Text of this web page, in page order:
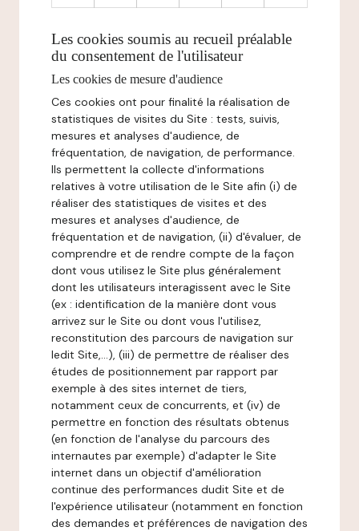
Les cookies soumis au recueil préalable
du consentement de l'utilisateur
Les cookies de mesure d'audience
Ces cookies ont pour finalité la réalisation de
statistiques de visites du Site : tests, suivis,
mesures et analyses d'audience, de
fréquentation, de navigation, de performance.
Ils permettent la collecte d'informations
relatives à votre utilisation de le Site afin (i) de
réaliser des statistiques de visites et des
mesures et analyses d'audience, de
fréquentation et de navigation, (ii) d'évaluer, de
comprendre et de rendre compte de la façon
dont vous utilisez le Site plus généralement
dont les utilisateurs interagissent avec le Site
(ex : identification de la manière dont vous
arrivez sur le Site ou dont vous l'utilisez,
reconstitution des parcours de navigation sur
ledit Site,...), (iii) de permettre de réaliser des
études de positionnement par rapport par
exemple à des sites internet de tiers,
notamment ceux de concurrents, et (iv) de
permettre en fonction des résultats obtenus
(en fonction de l'analyse du parcours des
internautes par exemple) d'adapter le Site
internet dans un objectif d'amélioration
continue des performances dudit Site et de
l'expérience utilisateur (notamment en fonction
des demandes et préférences de navigation des